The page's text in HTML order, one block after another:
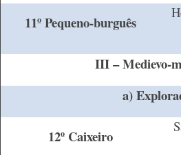
11º Pequeno-burguês
III – Medievo-
a)
12º Caixeiro